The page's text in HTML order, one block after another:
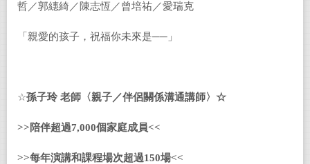
哲／郭繐綺／陳志恆／曾培祐／愛瑞克
「親愛的孩子，祝福你未來是──」
☆孫子玲 老師〈親子／伴侶關係溝通講師〉☆
>>陪伴超過7,000個家庭成員<<
>>每年演講和課程場次超過150場<<